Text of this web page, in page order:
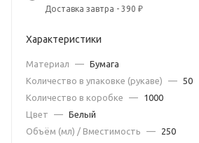
Доставка завтра - 390 ₽
Характеристики
Материал — Бумага
Количество в упаковке (рукаве)
— 50
Количество в коробке
—
1000
Цвет
— Белый
Объём (мл) / Вместимость
— 250